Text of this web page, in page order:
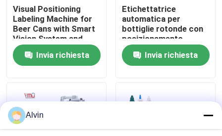
Controllo di qualità
Contattici
Notizie
Richieda una citazione
etichettatrice automatica
Visual Positioning
Labeling Machine for
Beer Cans with Smart
Vision System and
High Speed (1200-
2400 Cans/Minute) for
Precision Placement
Invia richiesta
Etichettatrice
automatica per
bottiglie rotonde con
posizionamento
tramite telecamera
visiva Invia richiesta
Alvin